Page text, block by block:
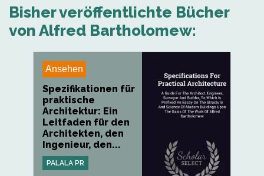
Bisher veröffentlichte Bücher
von Alfred Bartholomew:
Ansehen
Spezifikationen für
praktische
Architektur: Ein
Leitfaden für den
Architekten, den
Ingenieur, den...
PALALA PR